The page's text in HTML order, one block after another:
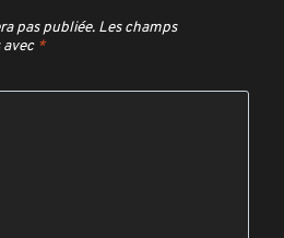
pas publiée. Les champs
*